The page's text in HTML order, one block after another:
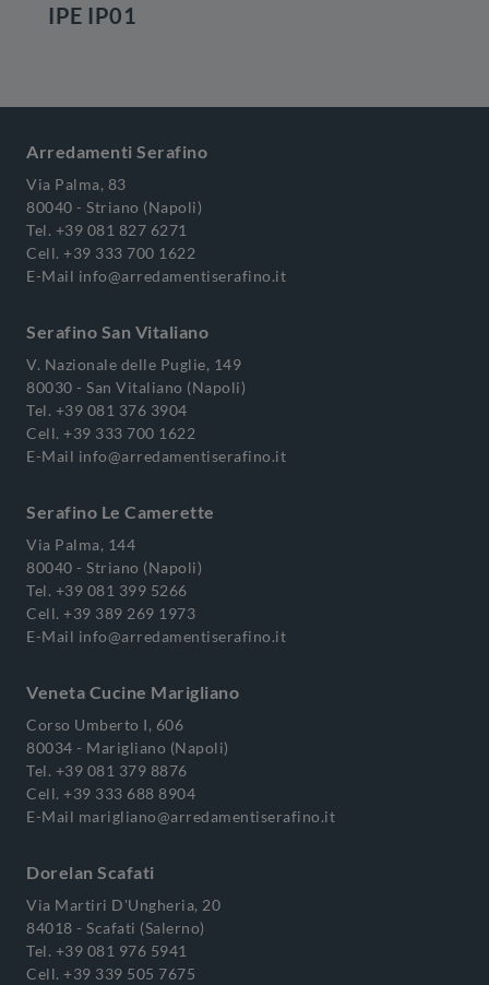
IPE IP01
Arredamenti Serafino
Via Palma, 83
80040 - Striano (Napoli)
Tel. +39 081 827 6271
Cell. +39 333 700 1622
E-Mail info@arredamentiserafino.it
Serafino San Vitaliano
V. Nazionale delle Puglie, 149
80030 - San Vitaliano (Napoli)
Tel. +39 081 376 3904
Cell. +39 333 700 1622
E-Mail info@arredamentiserafino.it
Serafino Le Camerette
Via Palma, 144
80040 - Striano (Napoli)
Tel. +39 081 399 5266
Cell. +39 389 269 1973
E-Mail info@arredamentiserafino.it
Veneta Cucine Marigliano
Corso Umberto I, 606
80034 - Marigliano (Napoli)
Tel. +39 081 379 8876
Cell. +39 333 688 8904
E-Mail marigliano@arredamentiserafino.it
Dorelan Scafati
Via Martiri D'Ungheria, 20
84018 - Scafati (Salerno)
Tel. +39 081 976 5941
Cell. +39 339 505 7675